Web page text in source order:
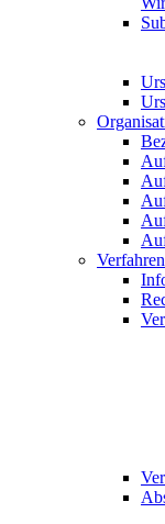
Verfahren